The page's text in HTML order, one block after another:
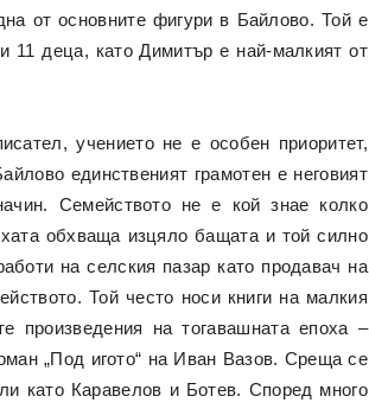
от основните фигури в Байлово. Той е
11 деца, като Димитър е най-малкият от
учението не е особен приоритет,
единственият грамотен е неговият
Семейството не е кой знае колко
обхваща изцяло бащата и той силно
на селския пазар като продавач на
Той често носи книги на малкия
произведения на тогавашната епоха –
„Под игото“ на Иван Вазов. Среща се
като Каравелов и Ботев. Според много